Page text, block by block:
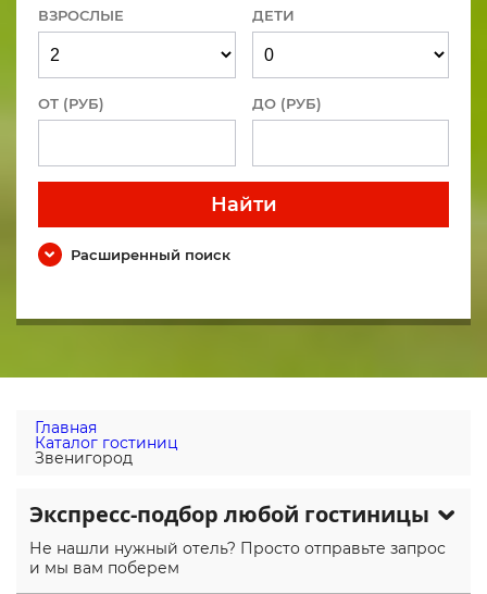
ВЗРОСЛЫЕ ДЕТИ
ОТ (РУБ) ДО (РУБ)
Найти
Расширенный поиск
Главная
Каталог гостиниц
Звенигород
Экспресс-подбор любой гостиницы
Не нашли нужный отель? Просто отправьте запрос
и мы вам поберем